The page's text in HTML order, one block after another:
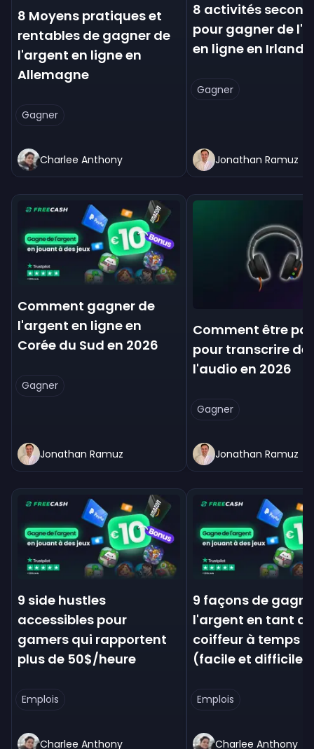
8 Moyens pratiques et
rentables de gagner de
l'argent en ligne en
Allemagne
Gagner
Charlee Anthony
8 activités
pour gagner de
en ligne en Irlande
Gagner
Jonathan Ramuz
Comment gagner de
l'argent en ligne en
Corée du Sud en 2026
Gagner
Jonathan Ramuz
Comment être
pour transcrire de
l'audio en 2026
Gagner
Jonathan Ramuz
9 side hustles
accessibles pour
gamers qui rapportent
plus de 50$/heure
Emplois
Charlee Anthony
9 façons de
l'argent en tant
coiffeur à temps
(facile et difficile)
Emplois
Charlee Anthony